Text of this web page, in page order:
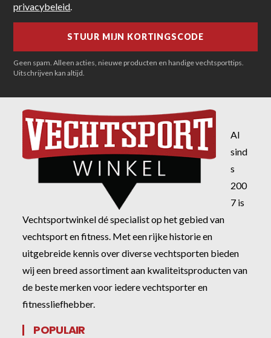
privacybeleid.
Geen spam. Alleen acties, nieuwe producten en handige vechtsporttips.
Uitschrijven kan altijd.
Al
sind
s
200
7 is
Vechtsportwinkel dé specialist op het gebied van
vechtsport en fitness. Met een rijke historie en
uitgebreide kennis over diverse vechtsporten bieden
wij een breed assortiment aan kwaliteitsproducten van
de beste merken voor iedere vechtsporter en
fitnessliefhebber.
POPULAIR